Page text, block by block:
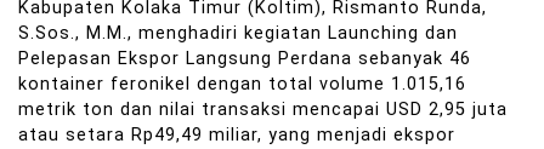
Kabupaten Kolaka Timur (Koltim), Rismanto Runda,
S.Sos., M.M., menghadiri kegiatan Launching dan
Pelepasan Ekspor Langsung Perdana sebanyak 46
kontainer feronikel dengan total volume 1.015,16
metrik ton dan nilai transaksi mencapai USD 2,95 juta
atau setara Rp49,49 miliar, yang menjadi ekspor